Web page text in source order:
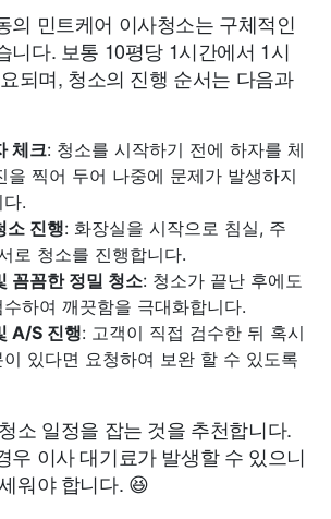
의 민트케어 이사청소는 구체적인
니다. 보통 10평당 1시간에서 1시
되며, 청소의 진행 순서는 다음과
체크: 청소를 시작하기 전에 하자를 체
을 찍어 두어 나중에 문제가 발생하지
.
소 진행: 화장실을 시작으로 침실, 주
로 청소를 진행합니다.
꼼꼼한 정밀 청소: 청소가 끝난 후에도
하여 깨끗함을 극대화합니다.
A/S 진행: 고객이 직접 검수한 뒤 혹시
있다면 요청하여 보완 할 수 있도록
소 일정을 잡는 것을 추천합니다.
우 이사 대기료가 발생할 수 있으니
워야 합니다. 😆